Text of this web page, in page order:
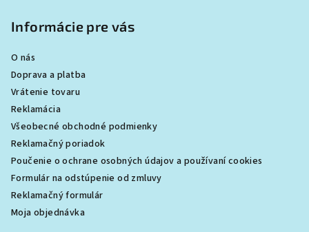
Informácie pre vás
O nás
Doprava a platba
Vrátenie tovaru
Reklamácia
Všeobecné obchodné podmienky
Reklamačný poriadok
Poučenie o ochrane osobných údajov a používaní cookies
Formulár na odstúpenie od zmluvy
Reklamačný formulár
Moja objednávka